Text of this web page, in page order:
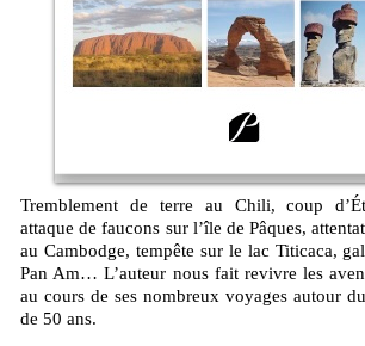
Tremblement de terre au Chili, coup d’État aux Seychelles,
attaque de faucons sur l’île de Pâques,
au Cambodge, tempête sur le lac Titicaca,
Pan Am… L’auteur nous fait revivre les
au cours de ses nombreux voyages autour
de 50 ans.